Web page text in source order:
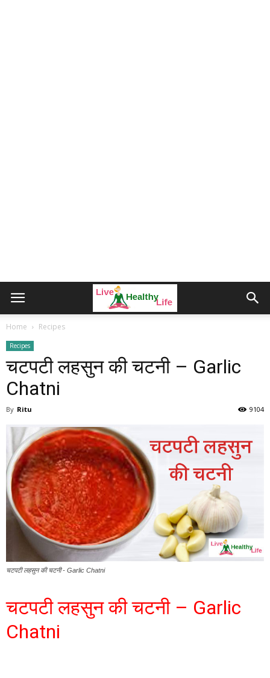
Home Recipes
Recipes
चटपटी लहसुन की चटनी – Garlic
Chatni
By Ritu 9104
चटपटी लहसुन की चटनी - Garlic Chatni
चटपटी लहसुन की चटनी – Garlic
Chatni